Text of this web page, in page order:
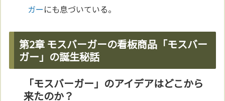
ガーにも息づいている。
第2章 モスバーガーの看板商品「モスバー
ガー」の誕生秘話
「モスバーガー」のアイデアはどこから
来たのか？